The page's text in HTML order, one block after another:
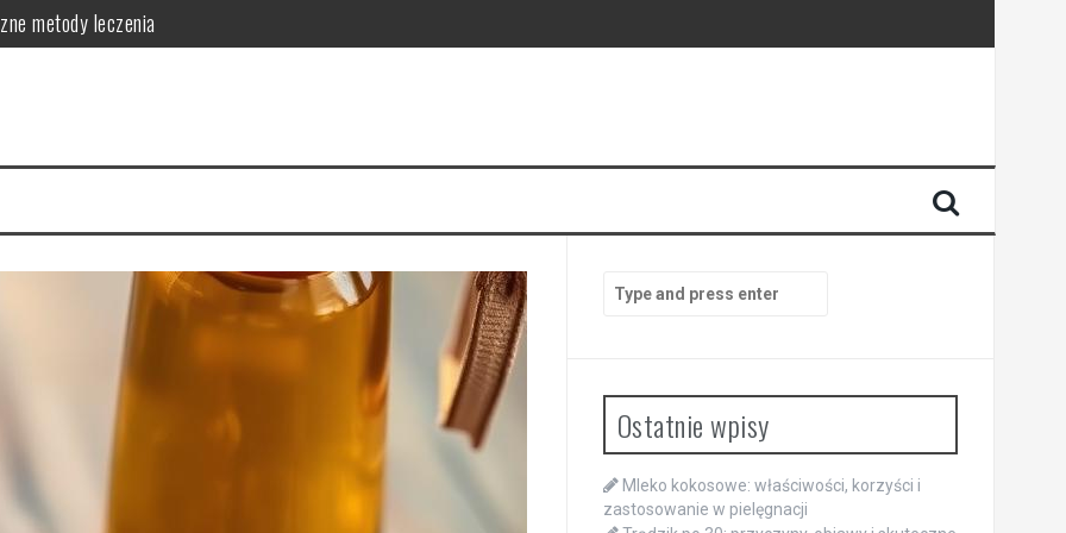
metody leczenia
skórę
skuteczna pielęgnacja
działanie i zastosowanie
for:
Ostatnie wpisy
Mleko kokosowe: właściwości, korzyści i
zastosowanie w pielęgnacji